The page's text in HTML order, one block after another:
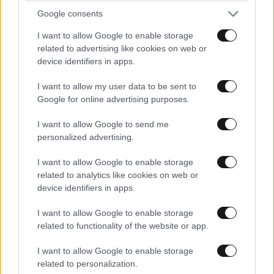
Google consents
I want to allow Google to enable storage
related to advertising like cookies on web or
device identifiers in apps.
I want to allow my user data to be sent to
Google for online advertising purposes.
I want to allow Google to send me
personalized advertising.
I want to allow Google to enable storage
related to analytics like cookies on web or
device identifiers in apps.
I want to allow Google to enable storage
related to functionality of the website or app.
I want to allow Google to enable storage
related to personalization.
κοιτούν επίμονα ένα άδειο σημείο ή κουνάνε την
ουρά τους χωρίς να υπάρχει κάποιος ορατός λόγος
Μια ακόμη μορφή εκδήλωσης της παρουσίας ενός
όπου δεν θα έπρεπε να βρίσκονται, ιδιαίτεραμικρών
νομισμάτων που εμφανίζονται ξαφνικά χωρίς
εξήγηση, ακόμη και σε χώρους που έχουν καθαριστεί
πρόσφατα.
Άλλα δύο σημάδια που αναφέρονται συχνά είναι
αναπαραγωγή τραγουδιών που συνδέονται με τη
στιγμή καιη αίσθηση αγγίγματος ή φυσικής
παρουσίας μέσα στον χώρο, παρότι δεν βρίσκεται